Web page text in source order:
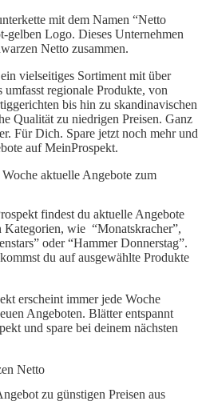
mit dem Namen “Netto
gelben Logo. Dieses Unternehmen
Netto zusammen.
vielseitiges Sortiment mit über
regionale Produkte, von
bis hin zu skandinavischen
Qualität zu niedrigen Preisen. Ganz
Für Dich. Spare jetzt noch mehr und
auf MeinProspekt.
aktuelle Angebote zum
findest du aktuelle Angebote
Kategorien, wie “Monatskracher”,
oder “Hammer Donnerstag”.
du auf ausgewählte Produkte
erscheint immer jede Woche
Angeboten. Blätter entspannt
und spare bei deinem nächsten
Netto
zu günstigen Preisen aus